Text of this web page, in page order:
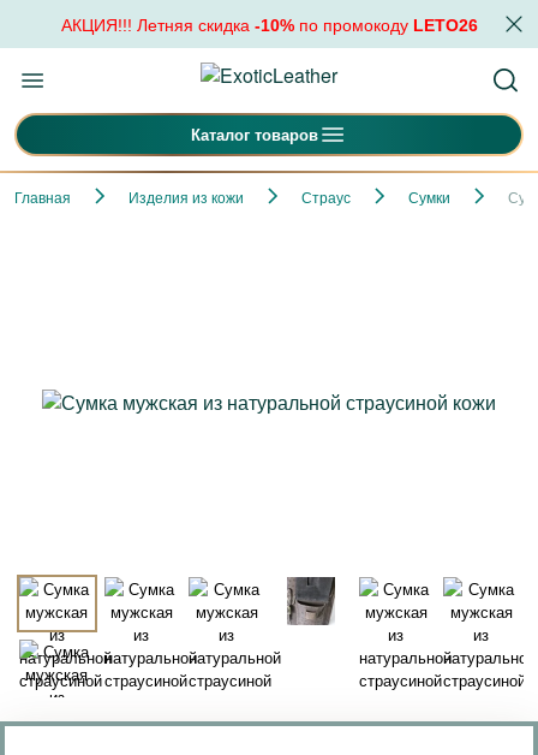
АКЦИЯ!!! Летняя скидка -10%по промокоду LETO26
Каталог товаров
Главная Изделия из кожи Страус Сумки